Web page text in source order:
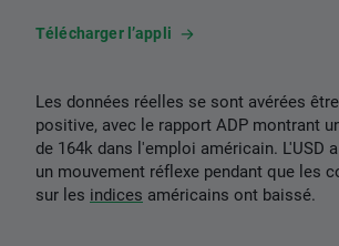
Télécharger l’appli
Les données réelles se sont avérées
positive, avec le rapport ADP montrant
de 164k dans l'emploi américain. L'USD
un mouvement réflexe pendant que les
sur les indices américains ont baissé.